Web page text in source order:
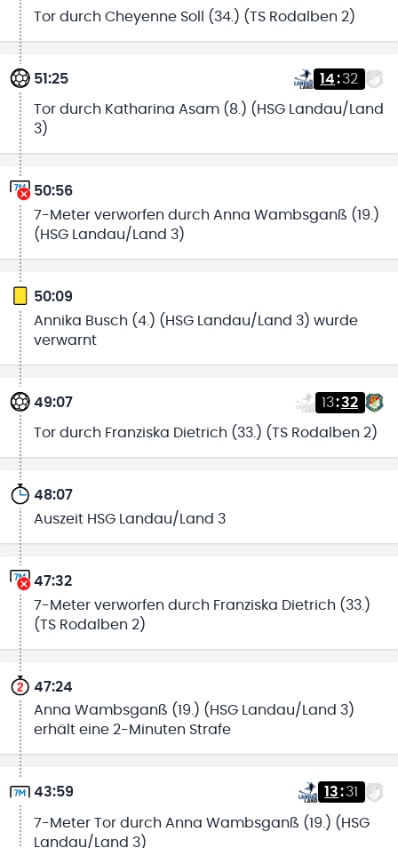
Tor durch Cheyenne Soll (34.) (TS Rodalben 2)
51:25 14:32
Tor durch Katharina Asam (8.) (HSG Landau/Land
3)
50:56
7-Meter verworfen durch Anna Wambsganß (19.)
(HSG Landau/Land 3)
50:09
Annika Busch (4.) (HSG Landau/Land 3) wurde
verwarnt
49:07 13:32
Tor durch Franziska Dietrich (33.) (TS Rodalben 2)
48:07
Auszeit HSG Landau/Land 3
47:32
7-Meter verworfen durch Franziska Dietrich (33.)
(TS Rodalben 2)
47:24
Anna Wambsganß (19.) (HSG Landau/Land 3)
erhält eine 2-Minuten Strafe
43:59 13:31
7-Meter Tor durch Anna Wambsganß (19.) (HSG
Landau/Land 3)